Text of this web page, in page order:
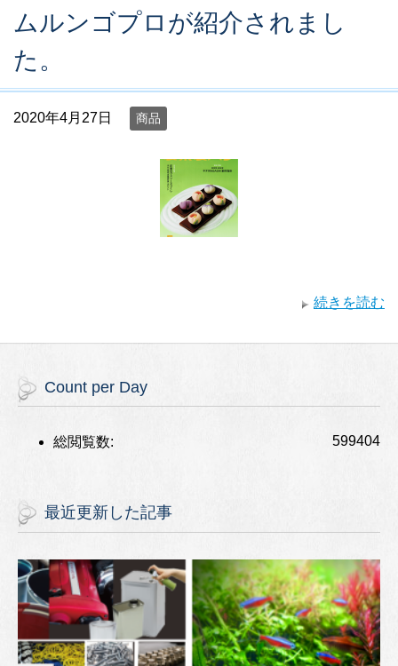
ムルンゴプロが紹介されまし
た。
2020年4月27日 商品
続きを読む
Count per Day
599404
総閲覧数:
最近更新した記事